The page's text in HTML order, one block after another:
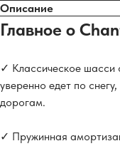
Описание
Главное о
✓ Классическое шасси
уверенно едет по
дорогам.
✓ Пружинная